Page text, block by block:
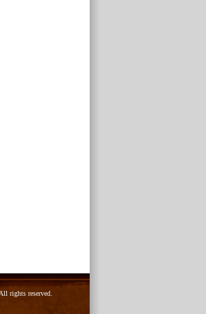
reserved.